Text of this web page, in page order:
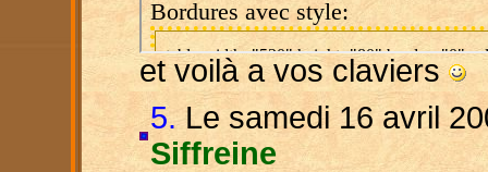
et voilà a vos claviers
5.Le samedi 16 avril
Siffreine